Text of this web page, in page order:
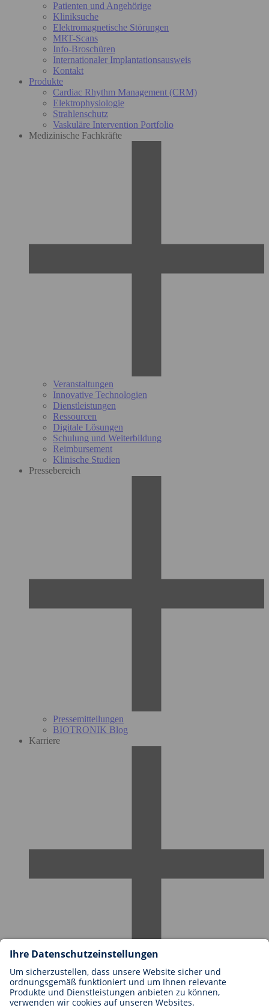
Patienten und Angehörige
Kliniksuche
Elektromagnetische Störungen
MRT-Scans
Info-Broschüren
Internationaler Implantationsausweis
Kontakt
Produkte
Cardiac Rhythm Management (CRM)
Elektrophysiologie
Strahlenschutz
Vaskuläre Intervention Portfolio
Medizinische Fachkräfte
Veranstaltungen
Innovative Technologien
Dienstleistungen
Ressourcen
Digitale Lösungen
Schulung und Weiterbildung
Reimbursement
Klinische Studien
Pressebereich
Pressemitteilungen
BIOTRONIK Blog
Karriere
Karriere bei BIOTRONIK
Einstieg